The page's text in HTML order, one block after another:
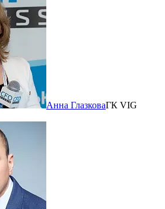
Анна ГлазковаГК VIG